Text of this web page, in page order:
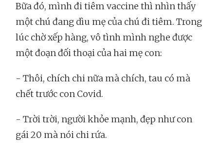
Bữa đó, mình đi tiêm vaccine thì nhìn thấy
một chú đang dìu mẹ của chú đi tiêm. Trong
lúc chờ xếp hàng, vô tình mình nghe được
một đoạn đối thoại của hai mẹ con:
- Thôi, chích chi nữa mà chích, tau có mà
chết trước con Covid.
- Trời trời, người khỏe mạnh, đẹp như con
gái 20 mà nói chi rứa.